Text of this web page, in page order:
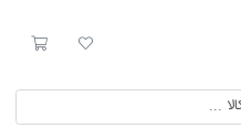
لیست مورد
سبد